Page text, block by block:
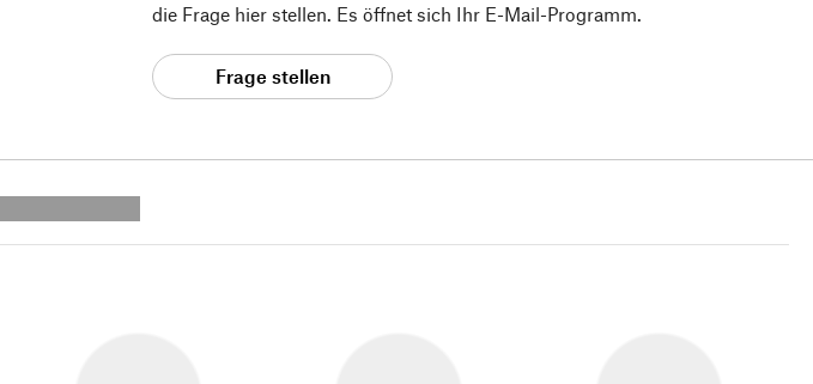
die Frage hier stellen. Es öffnet sich Ihr E-Mail-Programm.
Frage stellen